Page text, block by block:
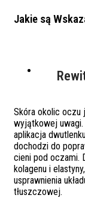
Jakie są
Skóra okolic oczu
wyjątkowej
aplikacja
dochodzi do
cieni pod oczami.
kolagenu i
usprawnienia
tłuszczowej.